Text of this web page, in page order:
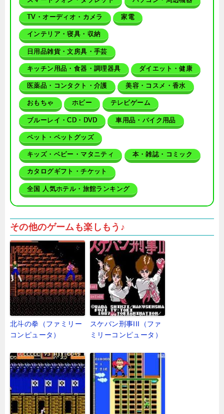
TV・オーディオ・カメラ 家電
インテリア・寝具・収納
日用品雑貨・文房具・手芸
キッチン用品・食器・調理器具 ダイエット・健康
医薬品・コンタクト・介護 美容・コスメ・香水
おもちゃ ホビー テレビゲーム
ブルーレイ・CD・DVD 車用品・バイク用品
ペット・ペットグッズ
キッズ・ベビー・マタニティ 本・雑誌・コミック
カタログギフト・チケット
全国 人気ホテル・旅館ランキング
その他のゲームも楽しもう♪
北斗の拳（ファミリー
コンピュータ）
スケバン刑事III（ファ
ミリーコンピュータ）